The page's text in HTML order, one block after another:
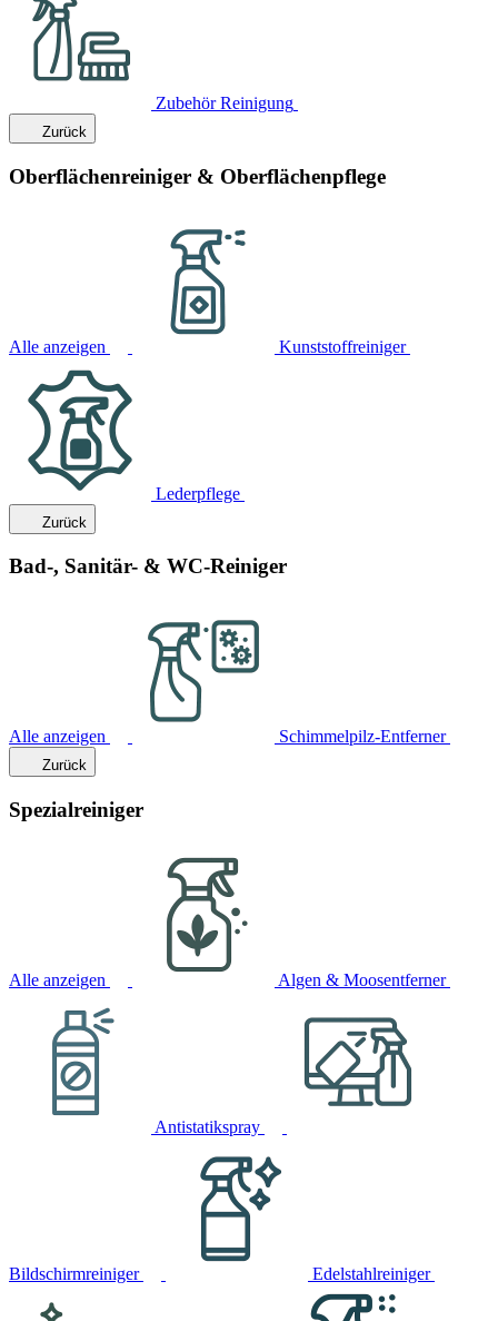
Zubehör Reinigung
Zurück
Oberflächenreiniger & Oberflächenpflege
Alle anzeigen Kunststoffreiniger
Lederpflege
Zurück
Bad-, Sanitär- & WC-Reiniger
Alle anzeigen Schimmelpilz-Entferner
Zurück
Spezialreiniger
Alle anzeigen Algen & Moosentferner
Antistatikspray
Bildschirmreiniger Edelstahlreiniger